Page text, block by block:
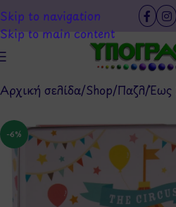
Skip to navigation
Skip to main content
Αρχική σελίδα/Shop/Παζλ/Έως
-6%